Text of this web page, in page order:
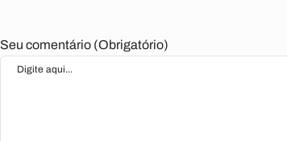
Seu comentário (Obrigatório)